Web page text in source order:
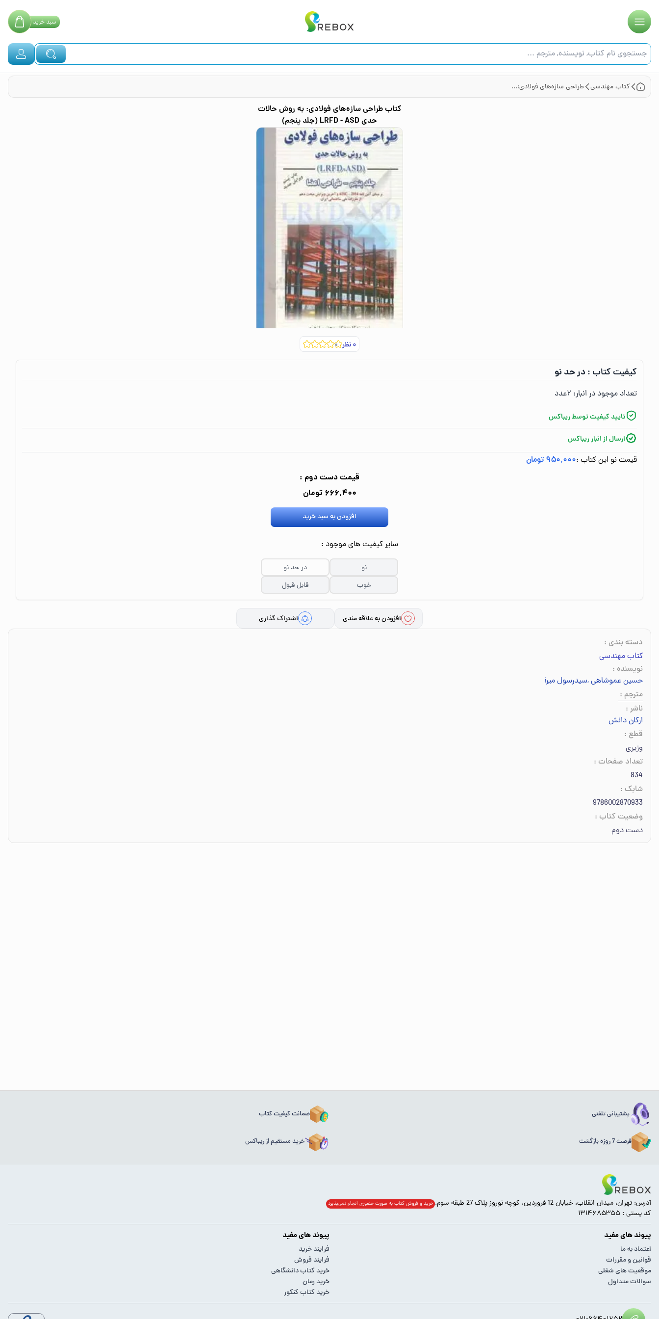
سبدخرید
کتابمهندسی طراحی سازه‌های فولادی: به روش حالات حدی LRFD - ASD (جلد پنجم)
کتابطراحی سازه‌های فولادی: به روش حالات
حدی LRFD - ASD (جلد پنجم)
۰نظر
کیفیت کتاب :‌در حد نو
تعداد موجود در انبار:‌ ۲عدد
تایید کیفیت توسط ریباکس
ارسال از انبار ریباکس
قیمت نو این کتاب :۹۵۰٬۰۰۰ تومان
قیمت دست دوم :
۶۶۶٬۴۰۰ تومان
افزودن به سبد خرید
سایر کیفیت های موجود :
نو
در حد نو
خوب
قابل قبول
افزودن به علاقه مندی اشتراک گذاری
دسته بندی :
کتاب مهندسی
نویسنده :
حسین عموشاهی,سیدرسول میرقادری
مترجم :
ناشر :
ارکان دانش
قطع :
وزیری
تعداد صفحات :
834
شابک :
9786002870933
وضعیت کتاب :
دست دوم
پشتیبانی تلفنی ضمانت کیفیت کتاب
فرصت 7 روزه بازگشت خرید مستقیم از ریباکس
آدرس: تهران، میدان انقلاب، خیابان 12 فروردین، کوچه نوروز پلاک 27 طبقه سوم. خرید و فروش کتاب به صورت حضوری انجام‌ نمی‌پذیرد
کد پستی : ۱۳۱۴۶۸۵۳۵۵
پیوند های مفید
اعتماد به ما
قوانین و مقررات
موقعیت های شغلی
سوالات متداول
پیوند های مفید
فرایند خرید
فرایند فروش
خرید کتاب دانشگاهی
خرید رمان
خرید کتاب کنکور